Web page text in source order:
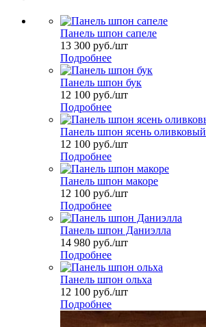
Панель шпон сапеле
13 300 руб./шт
Подробнее
Панель шпон бук
12 100 руб./шт
Подробнее
Панель шпон ясень оливковый
12 100 руб./шт
Подробнее
Панель шпон макоре
12 100 руб./шт
Подробнее
Панель шпон Даниэлла
14 980 руб./шт
Подробнее
Панель шпон ольха
12 100 руб./шт
Подробнее